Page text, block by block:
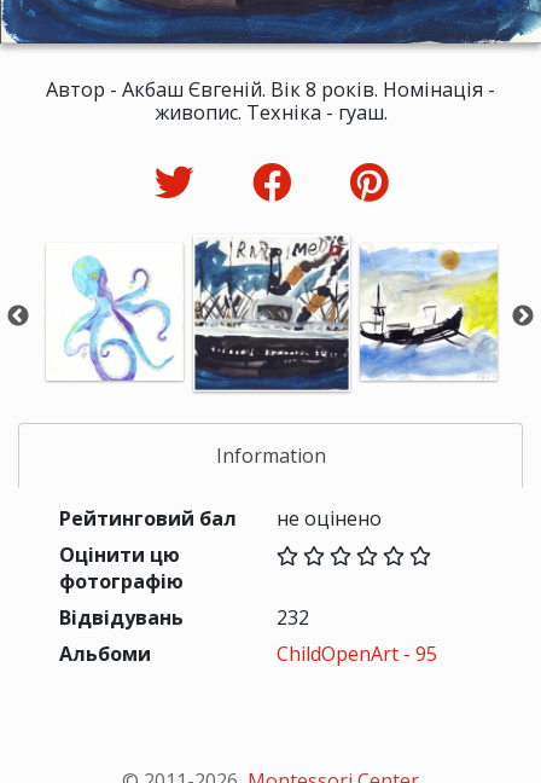
Автор - Акбаш Євгеній. Вік 8 років. Номінація -
живопис. Техніка - гуаш.
Information
Рейтинговий бал
не оцінено
Оцінити цю
фотографію
Відвідувань
232
Альбоми
ChildOpenArt - 95